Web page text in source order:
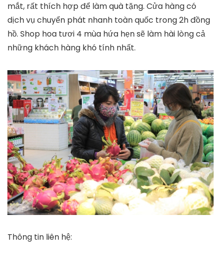
mắt, rất thích hợp để làm quà tặng. Cửa hàng có
dịch vụ chuyển phát nhanh toàn quốc trong 2h đồng
hồ. Shop hoa tươi 4 mùa hứa hẹn sẽ làm hài lòng cả
những khách hàng khó tính nhất.
Thông tin liên hệ: